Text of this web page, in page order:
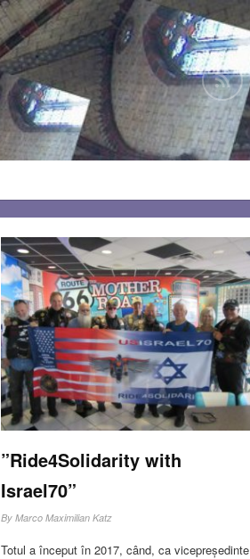
”Ride4Solidarity with
Israel70”
By Marco Maximilian Katz
Totul a început în 2017, când, ca vicepreședinte